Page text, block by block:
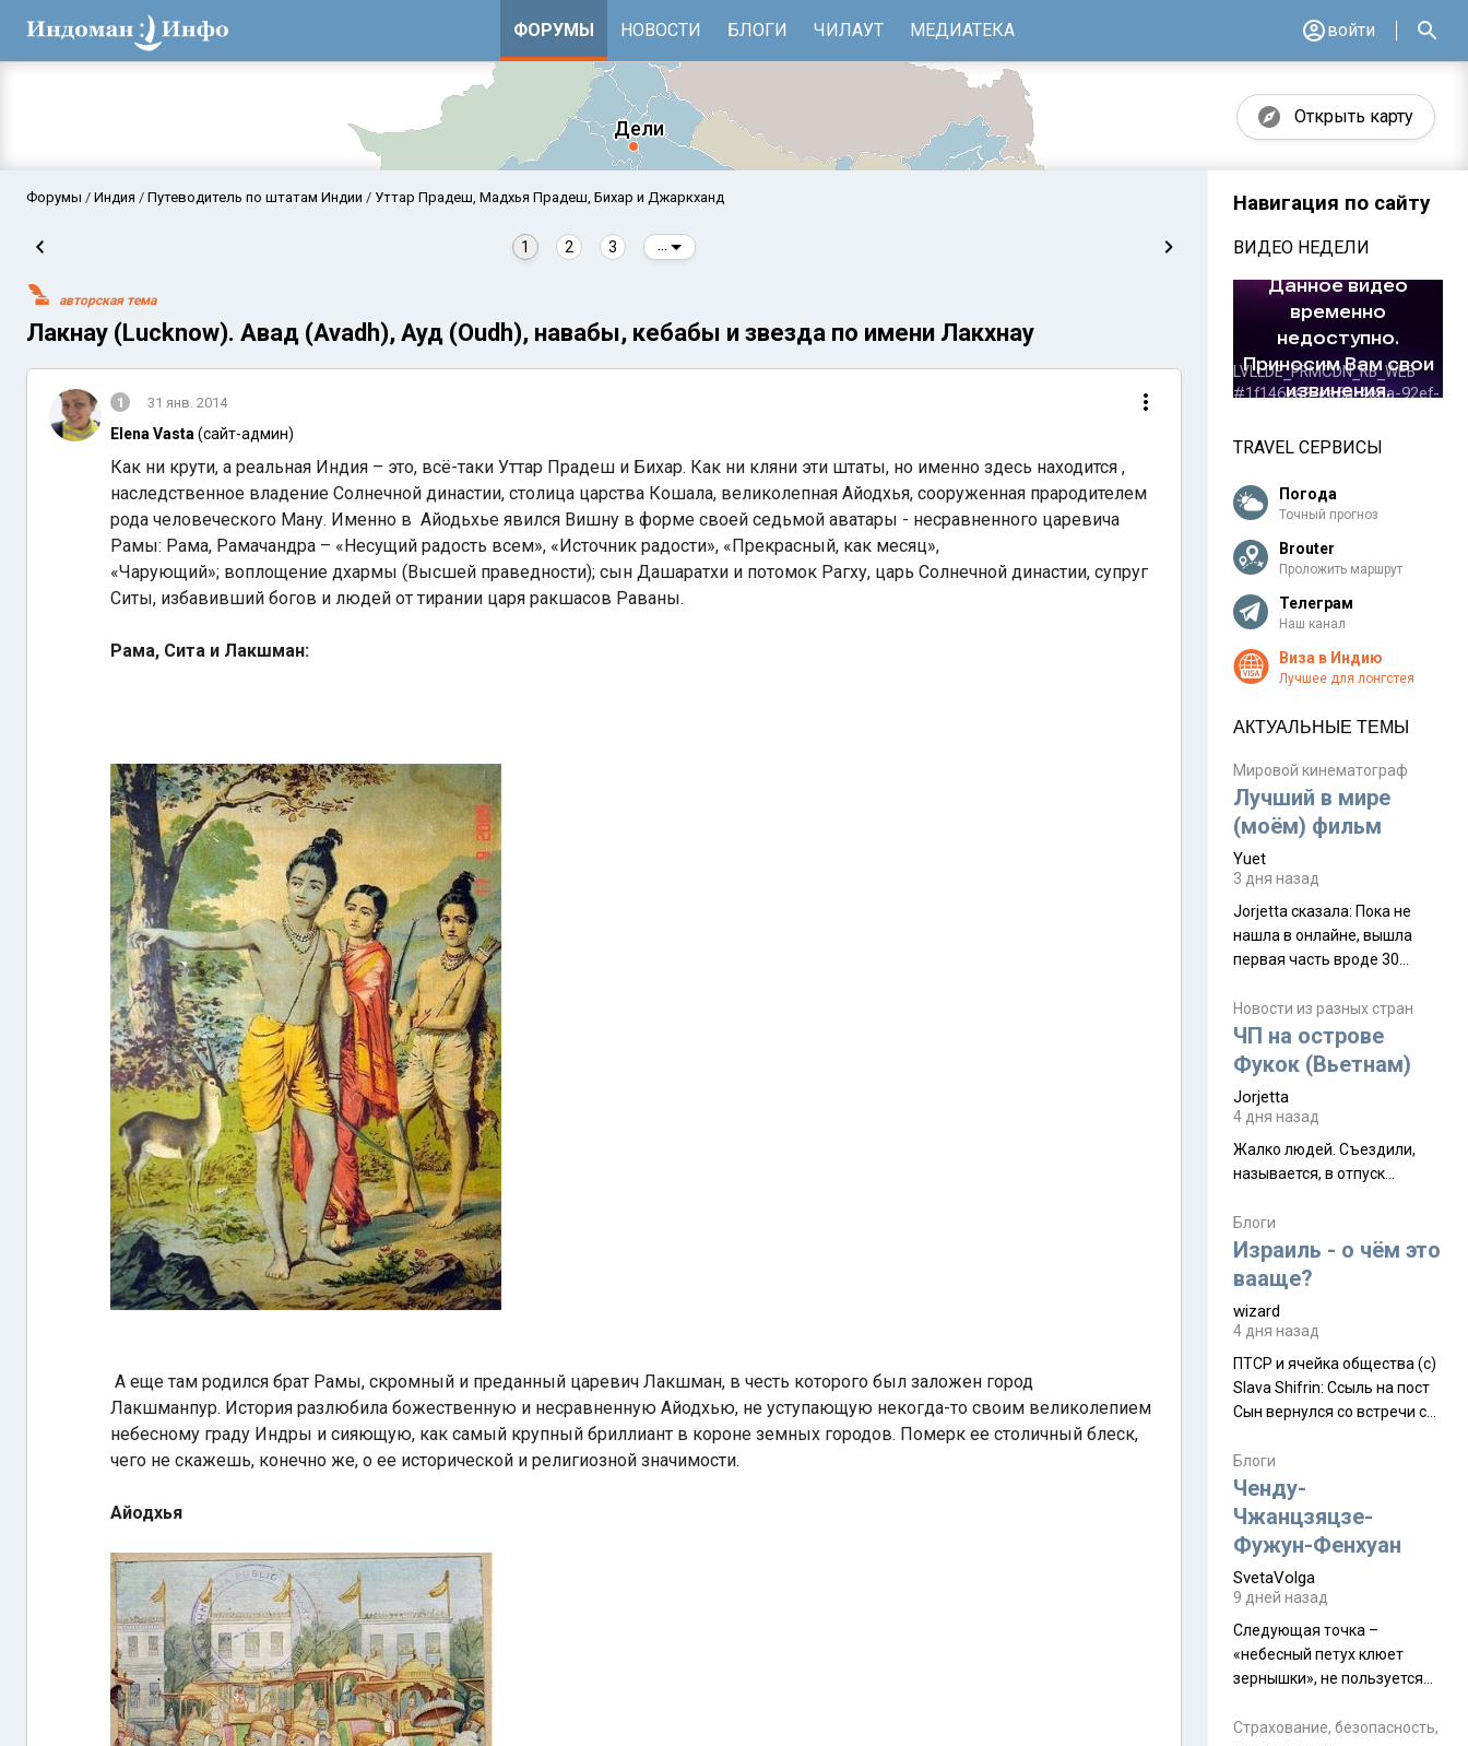
ФОРУМЫ НОВОСТИ БЛОГИ ЧИЛАУТ МЕДИАТЕКА войти
Открыть карту
Форумы Индия Путеводитель по штатам Индии Уттар Прадеш, Мадхья Прадеш, Бихар и Джаркханд
1 2 3
авторская тема
Лакнау (Lucknow). Авад (Avadh), Ауд (Oudh), навабы, кебабы и звезда по имени Лакхнау
1 31 янв. 2014
Elena Vasta (сайт-админ)
Как ни крути, а реальная Индия – это, всё-таки Уттар Прадеш и Бихар. Как ни кляни эти штаты, но именно здесь находится ,
наследственное владение Солнечной династии, столица царства Кошала, великолепная Айодхья, сооруженная прародителем
рода человеческого Ману. Именно в Айодьхье явился Вишну в форме своей седьмой аватары - несравненного царевича
Рамы: Рама, Рамачандра – «Несущий радость всем», «Источник радости», «Прекрасный, как месяц»,
«Чарующий»; воплощение дхармы (Высшей праведности); сын Дашаратхи и потомок Рагху, царь Солнечной династии, супруг
Ситы, избавивший богов и людей от тирании царя ракшасов Раваны.
Рама, Сита и Лакшман:
А еще там родился брат Рамы, скромный и преданный царевич Лакшман, в честь которого был заложен город
Лакшманпур. История разлюбила божественную и несравненную Айодхью, не уступающую некогда-то своим великолепием
небесному граду Индры и сияющую, как самый крупный бриллиант в короне земных городов. Померк ее столичный блеск,
чего не скажешь, конечно же, о ее исторической и религиозной значимости.
Айодхья
Навигация по сайту
ВИДЕО НЕДЕЛИ
TRAVEL СЕРВИСЫ
Погода
Точный прогноз
Brouter
Проложить маршрут
Телеграм
Наш канал
Виза в Индию
Лучшее для лонгстея
АКТУАЛЬНЫЕ ТЕМЫ
Мировой кинематограф
Лучший в мире
(моём) фильм
Yuet
3 дня назад
Jorjetta сказалa: Пока не
нашла в онлайне, вышла
первая часть вроде 30
Дивали 8 ноября.
Новости из разных стран
ЧП на острове
Фукок (Вьетнам)
Jorjetta
4 дня назад
Жалко людей. Съездили,
называется, в отпуск...
Блоги
Израиль - о чём это
вааще?
wizard
4 дня назад
ПТСР и ячейка общества (с)
Slava Shifrin: Ссыль на пост
Сын вернулся со встречи с
уже, как демобилизовались,
а продолжают встречаться
почти каждую неделю) и с
порога сообщил: "Эйтан
разводится!" Эйтан -
мальчик из религиозной
семьи, из тех, кого называют
"вязаные кипы". С 2022-го
Блоги
Ченду-
Чжанцзяцзе-
Фужун-Фенхуан
SvetaVolga
9 дней назад
Следующая точка –
«небесный петух клюет
зернышки», не пользуется
заслужено, и чтобы попасть
Страхование, безопасность,